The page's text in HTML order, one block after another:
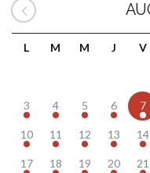
L M M J V
3 4 5 6 7
10 11 12 13 14
17 18 19 20 21